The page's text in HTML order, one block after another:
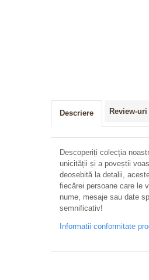
Descriere Review-uri
Descoperiți colecția
unicității și a poveștii
deosebită la detalii,
fiecărei persoane care le
nume, mesaje sau date
semnificativ!
Informatii conformitate